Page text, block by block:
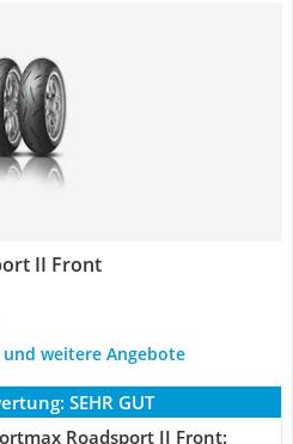
II Front
weitere Angebote
SEHR GUT
Roadsport II Front: